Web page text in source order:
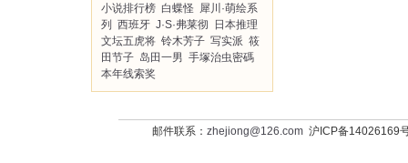
小说排行榜 白蝶怪 犀川·萌绘系
列
西班牙 J·S·弗莱彻
日本推理
文坛五虎将 铃木芳子 写实派 筱
田节子 岛田一男 手塚治虫密碼
本年线索奖
邮件联系： zhejiong@126.com沪ICP备14026169